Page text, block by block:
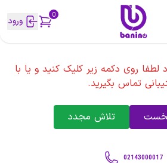
0 ورود
روی دکمه زیر کلیک کنید و یا با
تماس بگیرید.
تلاش مجدد
02143000017